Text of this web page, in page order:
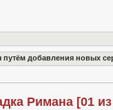
путём добавления новых
Римана [01